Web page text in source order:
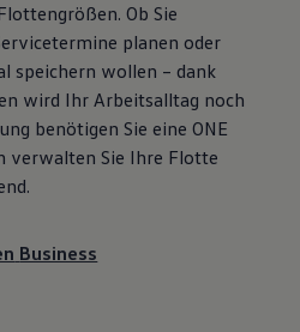
Ob Sie
planen oder
speichern wollen – dank
wird Ihr Arbeitsalltag noch
benötigen Sie eine ONE
verwalten Sie Ihre Flotte
Business